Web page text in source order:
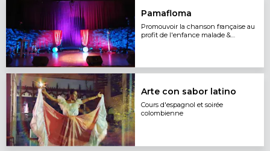
Pamafloma
Promouvoir la chanson française au
profit de l'enfance malade &
Arte con sabor latino
Cours d'espagnol et soirée
colombienne